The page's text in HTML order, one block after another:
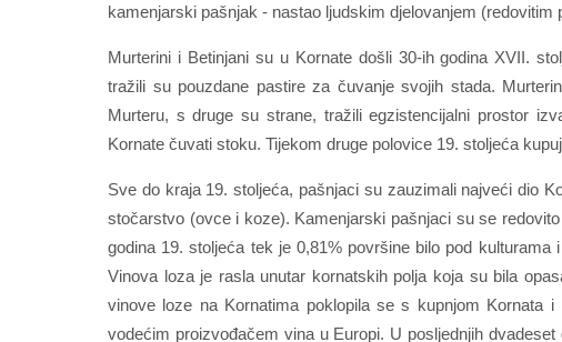
kamenjarski pašnjak - nastao ljudskim djelovanjem (redovitim
Murterini i Betinjani su u Kornate došli 30-ih godina XVII.
tražili su pouzdane pastire za čuvanje svojih stada.
Murteru, s druge su strane, tražili egzistencijalni prostor
Kornate čuvati stoku. Tijekom druge polovice 19. stoljeća
Sve do kraja 19. stoljeća, pašnjaci su zauzimali najveći dio
stočarstvo (ovce i koze). Kamenjarski pašnjaci su se
godina 19. stoljeća tek je 0,81% površine bilo pod
Vinova loza je rasla unutar kornatskih polja koja su bila
vinove loze na Kornatima poklopila se s kupnjom Kornata
vodećim proizvođačem vina u Europi. U posljednjih